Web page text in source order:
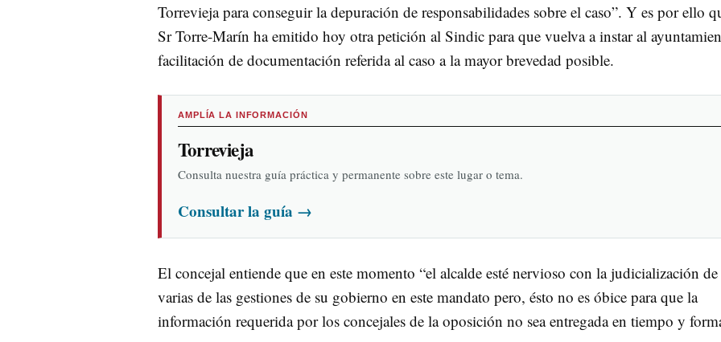
Torrevieja para conseguir la depuración de responsabilidades sobre el caso”. Y es por ello
Sr Torre-Marín ha emitido hoy otra petición al Sindic para que vuelva a instar al
facilitación de documentación referida al caso a la mayor brevedad posible.
AMPLÍA LA INFORMACIÓN
Torrevieja
Consulta nuestra guía práctica y permanente sobre este lugar o tema.
Consultar la guía →
El concejal entiende que en este momento “el alcalde esté nervioso con la judicialización de
varias de las gestiones de su gobierno en este mandato pero, ésto no es óbice para que la
información requerida por los concejales de la oposición no sea entregada en tiempo y